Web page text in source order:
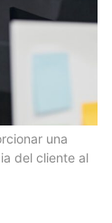
una
del cliente al